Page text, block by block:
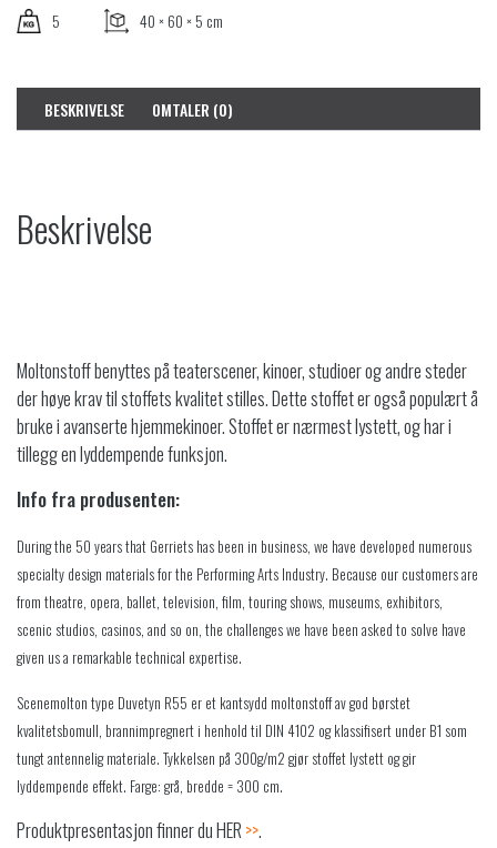
5 40 × 60 × 5 cm
BESKRIVELSE OMTALER (0)
Beskrivelse
Moltonstoff benyttes på teaterscener, kinoer, studioer og andre steder
der høye krav til stoffets kvalitet stilles. Dette stoffet er også populært å
bruke i avanserte hjemmekinoer. Stoffet er nærmest lystett, og har i
tillegg en lyddempende funksjon.
Info fra produsenten:
During the 50 years that Gerriets has been in business, we have developed numerous
specialty design materials for the Performing Arts Industry. Because our customers are
from theatre, opera, ballet, television, film, touring shows, museums, exhibitors,
scenic studios, casinos, and so on, the challenges we have been asked to solve have
given us a remarkable technical expertise.
Scenemolton type Duvetyn R55 er et kantsydd moltonstoff av god børstet
kvalitetsbomull, brannimpregnert i henhold til DIN 4102 og klassifisert under B1 som
tungt antennelig materiale. Tykkelsen på 300g/m2 gjør stoffet lystett og gir
lyddempende effekt. Farge: grå, bredde = 300 cm.
Produktpresentasjon finner du HER >>.